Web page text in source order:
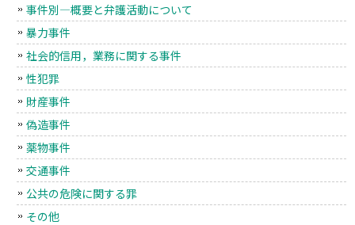
事件別―概要と弁護活動について
暴力事件
社会的信用，業務に関する事件
性犯罪
財産事件
偽造事件
薬物事件
交通事件
公共の危険に関する罪
その他